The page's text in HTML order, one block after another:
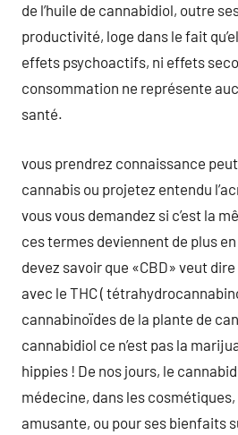
de l’huile de cannabidiol, outre
productivité, loge dans le fait
effets psychoactifs, ni effets
consommation ne représente
santé.
vous prendrez connaissance
cannabis ou projetez entendu
vous vous demandez si c’est la
ces termes deviennent de plus
devez savoir que «CBD» veut
avec le THC (
cannabinoïdes de la plante de
cannabidiol ce n’est pas la
hippies ! De nos jours, le
médecine, dans les
amusante, ou pour ses bienfaits